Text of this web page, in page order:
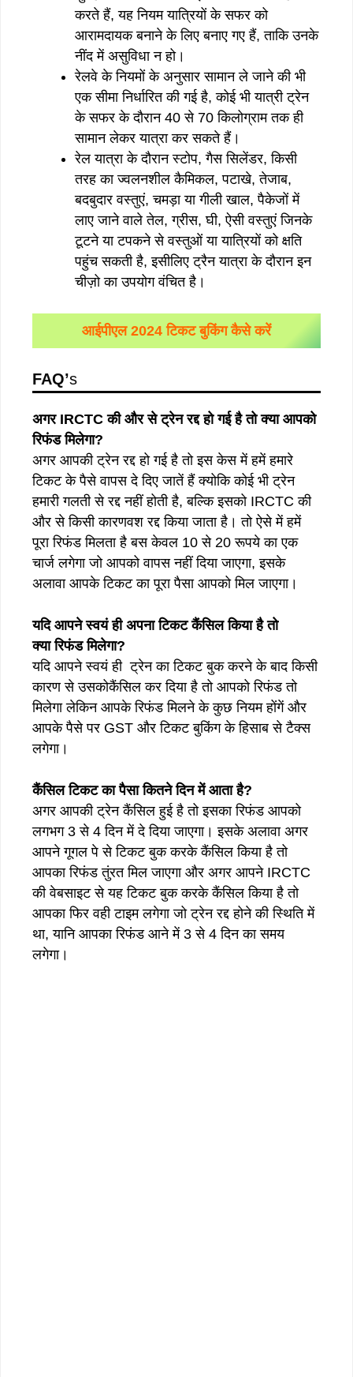
करते हैं, यह नियम यात्रियों के सफर को
आरामदायक बनाने के लिए बनाए गए हैं, ताकि उनके
नींद में असुविधा न हो।
रेलवे के नियमों के अनुसार सामान ले जाने की भी
एक सीमा निर्धारित की गई है, कोई भी यात्री ट्रेन
के सफर के दौरान 40 से 70 किलोग्राम तक ही
सामान लेकर यात्रा कर सकते हैं।
रेल यात्रा के दौरान स्टोप, गैस सिलेंडर, किसी
तरह का ज्वलनशील कैमिकल, पटाखे, तेजाब,
बदबुदार वस्तुएं, चमड़ा या गीली खाल, पैकेजों में
लाए जाने वाले तेल, ग्रीस, घी, ऐसी वस्तुएं जिनके
टूटने या टपकने से वस्तुओं या यात्रियों को क्षति
पहुंच सकती है, इसीलिए ट्रैन यात्रा के दौरान इन
चीज़ो का उपयोग वंचित है।
आईपीएल 2024 टिकट बुकिंग कैसे करें
FAQ’s
अगर IRCTC की और से ट्रेन रद्द हो गई है तो क्या आपको
रिफंड मिलेगा?
अगर आपकी ट्रेन रद्द हो गई है तो इस केस में हमें हमारे
टिकट के पैसे वापस दे दिए जातें हैं क्योकि कोई भी ट्रेन
हमारी गलती से रद्द नहीं होती है, बल्कि इसको IRCTC की
और से किसी कारणवश रद्द किया जाता है। तो ऐसे में हमें
पूरा रिफंड मिलता है बस केवल 10 से 20 रूपये का एक
चार्ज लगेगा जो आपको वापस नहीं दिया जाएगा, इसके
अलावा आपके टिकट का पूरा पैसा आपको मिल जाएगा।
यदि आपने स्वयं ही अपना टिकट कैंसिल किया है तो
क्या रिफंड मिलेगा?
यदि आपने स्वयं ही ट्रेन का टिकट बुक करने के बाद किसी
कारण से उसकोकैंसिल कर दिया है तो आपको रिफंड तो
मिलेगा लेकिन आपके रिफंड मिलने के कुछ नियम होंगें और
आपके पैसे पर GST और टिकट बुकिंग के हिसाब से टैक्स
लगेगा।
कैंसिल टिकट का पैसा कितने दिन में आता है?
अगर आपकी ट्रेन कैंसिल हुई है तो इसका रिफंड आपको
लगभग 3 से 4 दिन में दे दिया जाएगा। इसके अलावा अगर
आपने गूगल पे से टिकट बुक करके कैंसिल किया है तो
आपका रिफंड तुंरत मिल जाएगा और अगर आपने IRCTC
की वेबसाइट से यह टिकट बुक करके कैंसिल किया है तो
आपका फिर वही टाइम लगेगा जो ट्रेन रद्द होने की स्थिति में
था, यानि आपका रिफंड आने में 3 से 4 दिन का समय
लगेगा।